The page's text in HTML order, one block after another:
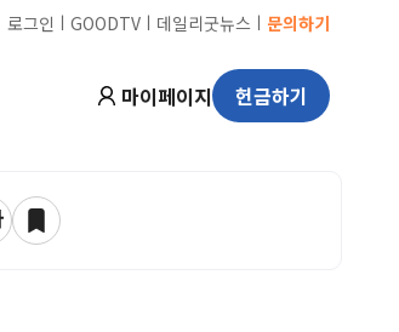
로그인 ㅣ GOODTV ㅣ 데일리굿뉴스 ㅣ 문의하기
마이페이지 헌금하기